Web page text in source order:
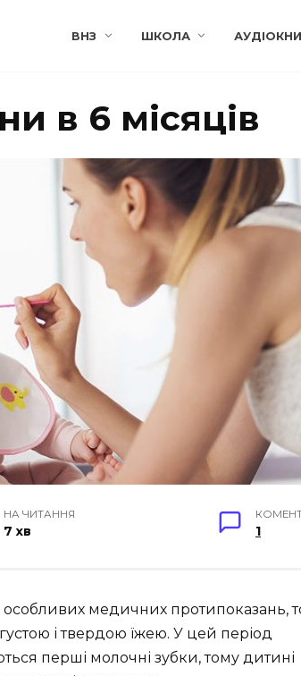
ВНЗ ШКОЛА
в 6 місяців
НА ЧИТАННЯ
7 хв 1
медичних протипоказань,
і твердою їжею. У цей період
перші молочні зубки, тому дитині